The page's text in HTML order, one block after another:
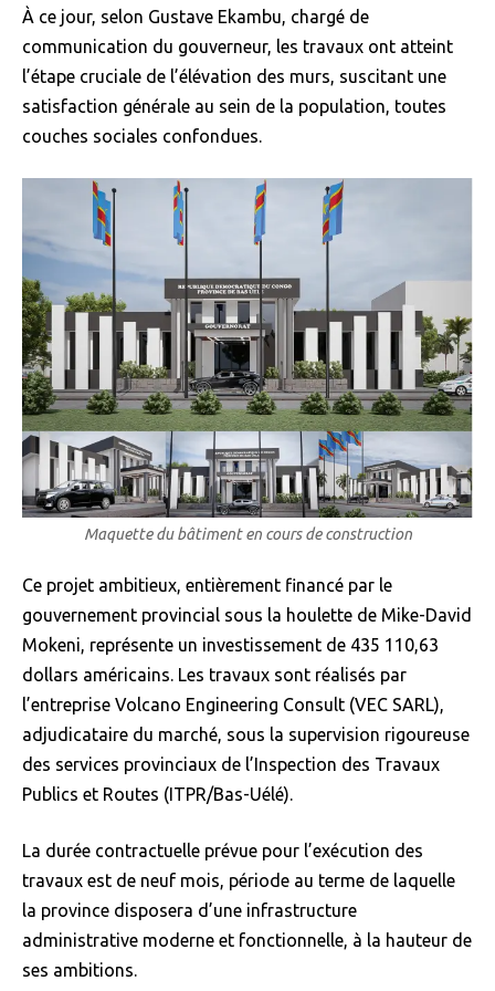
À ce jour, selon Gustave Ekambu, chargé de
communication du gouverneur, les travaux ont atteint
l’étape cruciale de l’élévation des murs, suscitant une
satisfaction générale au sein de la population, toutes
couches sociales confondues.
Maquette du bâtiment en cours de construction
Ce projet ambitieux, entièrement financé par le
gouvernement provincial sous la houlette de Mike-David
Mokeni, représente un investissement de 435 110,63
dollars américains. Les travaux sont réalisés par
l’entreprise Volcano Engineering Consult (VEC SARL),
adjudicataire du marché, sous la supervision rigoureuse
des services provinciaux de l’Inspection des Travaux
Publics et Routes (ITPR/Bas-Uélé).
La durée contractuelle prévue pour l’exécution des
travaux est de neuf mois, période au terme de laquelle
la province disposera d’une infrastructure
administrative moderne et fonctionnelle, à la hauteur de
ses ambitions.